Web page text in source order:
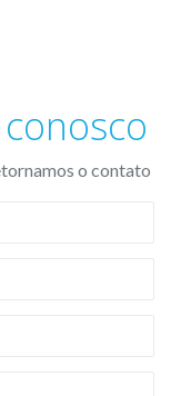
o contato